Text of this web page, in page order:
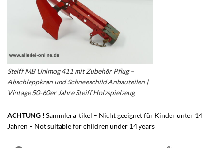
Steiff MB Unimog 411 mit Zubehör Pflug –
Abschleppkran und Schneeschild Anbauteilen |
Vintage 50-60er Jahre Steiff Holzspielzeug
ACHTUNG ! Sammlerartikel – Nicht geeignet für Kinder unter 14
Jahren – Not suitable for children under 14 years